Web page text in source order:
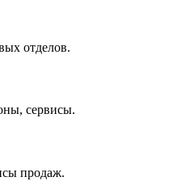
отделов.
сервисы.
продаж.